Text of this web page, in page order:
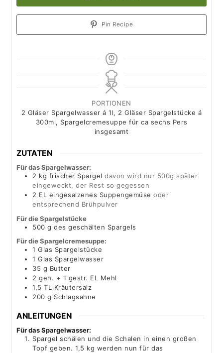
Pin Recipe
PORTIONEN
2 Gläser Spargelwasser á 1l, 2 Gläser Spargelstücke á
300ml, Spargelcremesuppe für ca sechs Pers
insgesamt
ZUTATEN
Für das Spargelwasser:
2 kg frischer Spargel davon wird nur 500g später
eingeweckt, der Rest so gegessen
2 EL eingesalzenes Suppengemüse oder
entsprechend Brühpulver
Für die Spargelstücke
500 g des geschälten Spargels
Für die Spargelcremesuppe:
1 Glas Spargelstücke
1 Glas Spargelwasser
35 g Butter
2 geh. + 1 gestr. EL Mehl
1,5 TL Kräutersalz
200 g Schlagsahne
ANLEITUNGEN
Für das Spargelwasser:
Spargel schälen und die Schalen in einen großen
Topf geben. 1,5 kg werden nun für das